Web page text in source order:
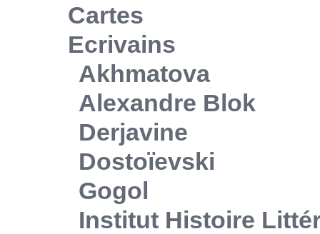
Cartes
Ecrivains
Akhmatova
Alexandre Blok
Derjavine
Dostoïevski
Gogol
Institut Histoire